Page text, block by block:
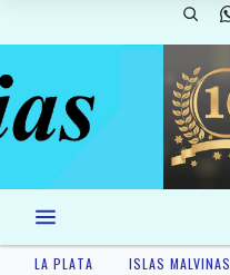
LA PLATA ISLAS MALVINAS